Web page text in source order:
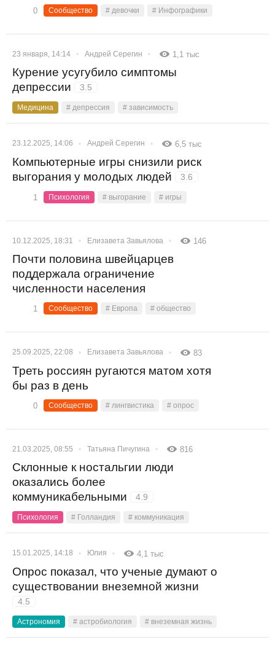
0 Сообщество # девочки # Инфографики
23 января, 14:14 Андрей Серегин 1,1 тыс
Курение усугубило симптомы
депрессии
3.5
Медицина # депрессия # зависимость
23.12.2025, 14:06 Андрей Серегин 6,5 тыс
Компьютерные игры снизили риск
выгорания у молодых людей
3.6
1 Психология # выгорание # игры
10.12.2025, 18:31 Елизавета Завьялова 146
Почти половина швейцарцев
поддержала ограничение
численности населения
1 Сообщество # Европа # общество
25.09.2025, 22:08 Елизавета Завьялова 83
Треть россиян ругаются матом хотя
бы раз в день
0 Сообщество # лингвистика # опрос
21.03.2025, 08:55 Татьяна Пичугина 816
Склонные к ностальгии люди
оказались более
коммуникабельными
4.9
Психология # Голландия # коммуникация
15.01.2025, 14:18 Юлия 4,1 тыс
Опрос показал, что ученые думают о
существовании внеземной жизни
4.5
Астрономия # астробиология # внеземная жизнь